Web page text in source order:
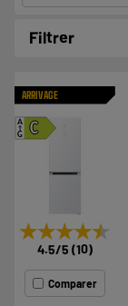
Filtrer
ARRIVAGE
C
A
G
★★★★★
★★★★★
4.5/5 (10)
Comparer